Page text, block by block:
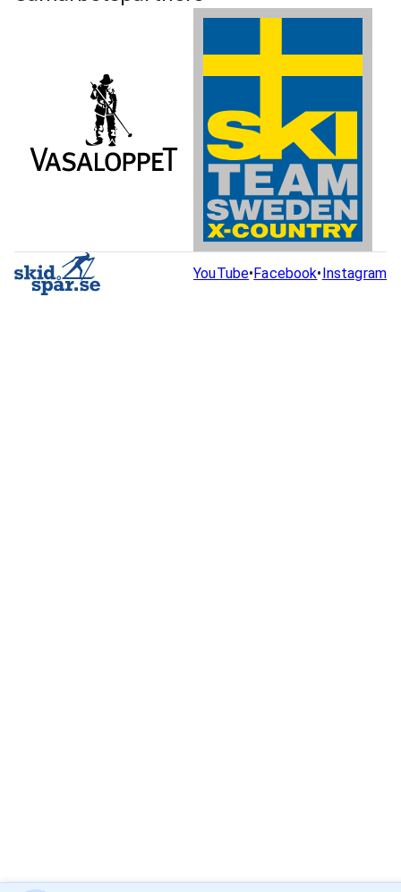
YouTube•Facebook•Instagram